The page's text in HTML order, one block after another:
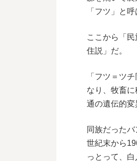
「フツ」と
ここから「
住説」だ。
「フツ＝ツ
なり、牧畜
通の遺伝的変
同族だった
世紀末から
っとって、